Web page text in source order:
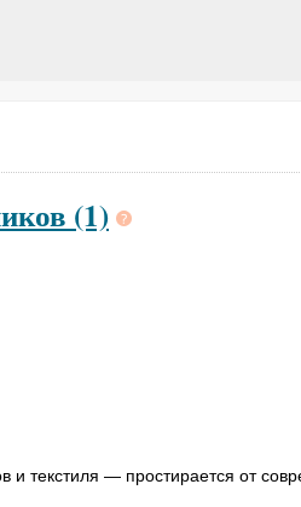
(1)
и текстиля — простирается от